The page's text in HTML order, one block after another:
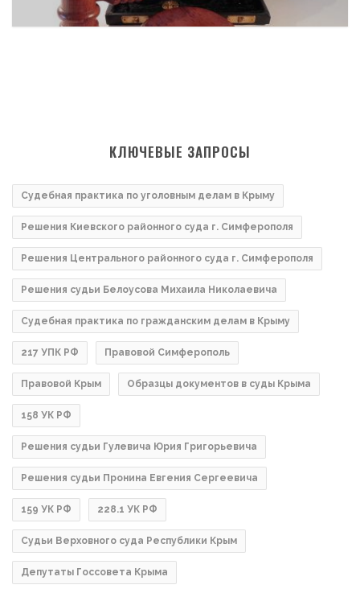
КЛЮЧЕВЫЕ ЗАПРОСЫ
Судебная практика по уголовным делам в Крыму
Решения Киевского районного суда г. Симферополя
Решения Центрального районного суда г. Симферополя
Решения судьи Белоусова Михаила Николаевича
Судебная практика по гражданским делам в Крыму
217 УПК РФ Правовой Симферополь
Правовой Крым Образцы документов в суды Крыма
158 УК РФ
Решения судьи Гулевича Юрия Григорьевича
Решения судьи Пронина Евгения Сергеевича
159 УК РФ 228.1 УК РФ
Судьи Верховного суда Республики Крым
Депутаты Госсовета Крыма